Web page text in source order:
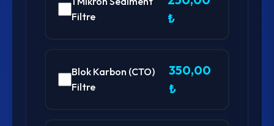
Filtre
₺
Blok Karbon (CTO)
Filtre
350,00
₺